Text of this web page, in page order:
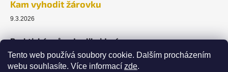
Tento web používá soubory cookie. Dalším procházením
webu souhlasíte. Více informací zde.
Kam vyhodit žárovku
9.3.2026
Praktický průvodce likvidací.
ARCHIV